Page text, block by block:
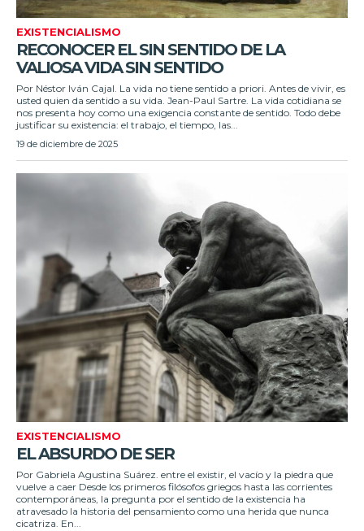
EXISTENCIALISMO
RECONOCER EL SIN SENTIDO DE LA
VALIOSA VIDA SIN SENTIDO
Por Néstor Iván Cajal. La vida no tiene sentido a priori. Antes de vivir, es
usted quien da sentido a su vida. Jean-Paul Sartre. La vida cotidiana se
nos presenta hoy como una exigencia constante de sentido. Todo debe
justificar su existencia: el trabajo, el tiempo, las...
19 de diciembre de 2025
EXISTENCIALISMO
EL ABSURDO DE SER
Por Gabriela Agustina Suárez. entre el existir, el vacío y la piedra que
vuelve a caer Desde los primeros filósofos griegos hasta las corrientes
contemporáneas, la pregunta por el sentido de la existencia ha
atravesado la historia del pensamiento como una herida que nunca
cicatriza. En...